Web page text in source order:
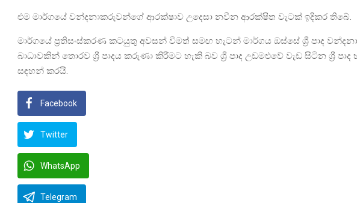
එම මාර්ගයේ වන්දනාකරුවන්ගේ ආරක්ෂාව උදෙසා නවීන ආරක්ෂිත වැටක් ඉදිකර තිබේ.
මාර්ගයේ ප්‍රතිසංස්කරණ කටයුතු අවසන් වීමත් සමඟ හැටන් මාර්ගය ඔස්සේ ශ්‍රී පාද
බාධාවකින් තොරව ශ්‍රී පාදය කරුණා කිරීමට හැකි බව ශ්‍රී පාද උඩමළුවේ වැඩ සිටින ශ්‍රී
සඳහන් කරයි.
Facebook
Twitter
WhatsApp
Telegram